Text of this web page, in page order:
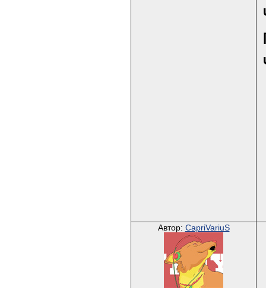
Автор: CapriVariuS